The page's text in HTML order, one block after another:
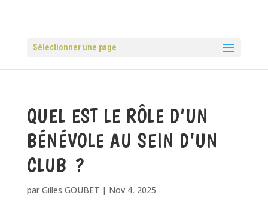
Sélectionner une page
QUEL EST LE RÔLE D’UN
BÉNÉVOLE AU SEIN D’UN
CLUB ?
par Gilles GOUBET | Nov 4, 2025